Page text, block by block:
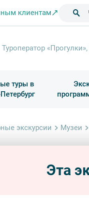
клиентам
Туроператор
туры в
экскурсии Музеи
Эта